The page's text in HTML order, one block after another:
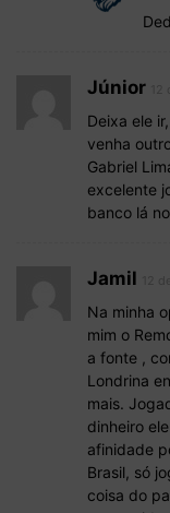
Júnior
Deixa ele
venha
Gabriel
excelente
banco lá
Jamil
Na minha
mim o
a fonte ,
Londrina
mais.
dinheiro
afinidade
Brasil, só
coisa do